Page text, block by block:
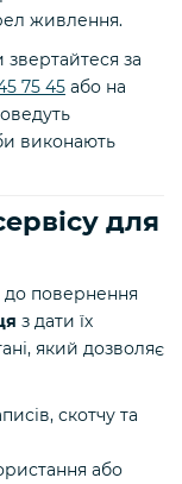
живлення.
за
75 45 або на
виконають
для
до повернення
з дати їх
який дозволяє
скотчу та
або